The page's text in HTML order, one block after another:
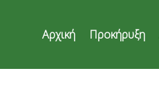
Αρχική Προκήρυξη